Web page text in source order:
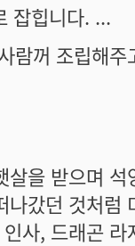
잡힙니다. ...
람꺼 조립해
살을 받으며
나갔던 것처럼
사, 드래곤 라